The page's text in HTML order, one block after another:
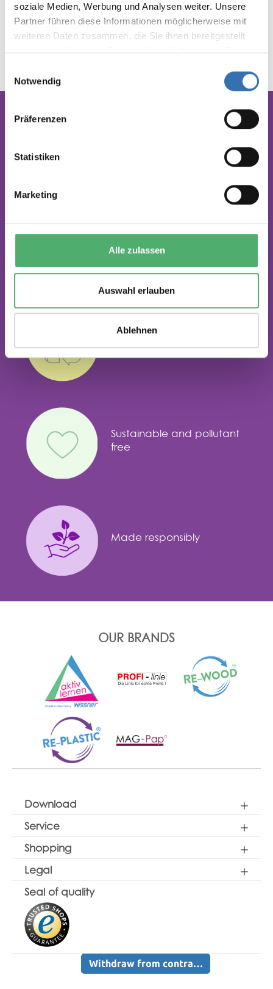
soziale Medien, Werbung und Analysen weiter. Unsere
Partner führen diese Informationen möglicherweise mit
weiteren Daten zusammen, die Sie ihnen bereitgestellt
haben oder die sie im Rahmen Ihrer Nutzung der Dienste
Notwendig
Präferenzen
Statistiken
Marketing
Alle zulassen
Auswahl erlauben
Ablehnen
Smart products for clever
minds
Sustainable and pollutant
free
Made responsibly
OUR BRANDS
Download
Service
Shopping
Legal
Seal of quality
Withdraw from contract here